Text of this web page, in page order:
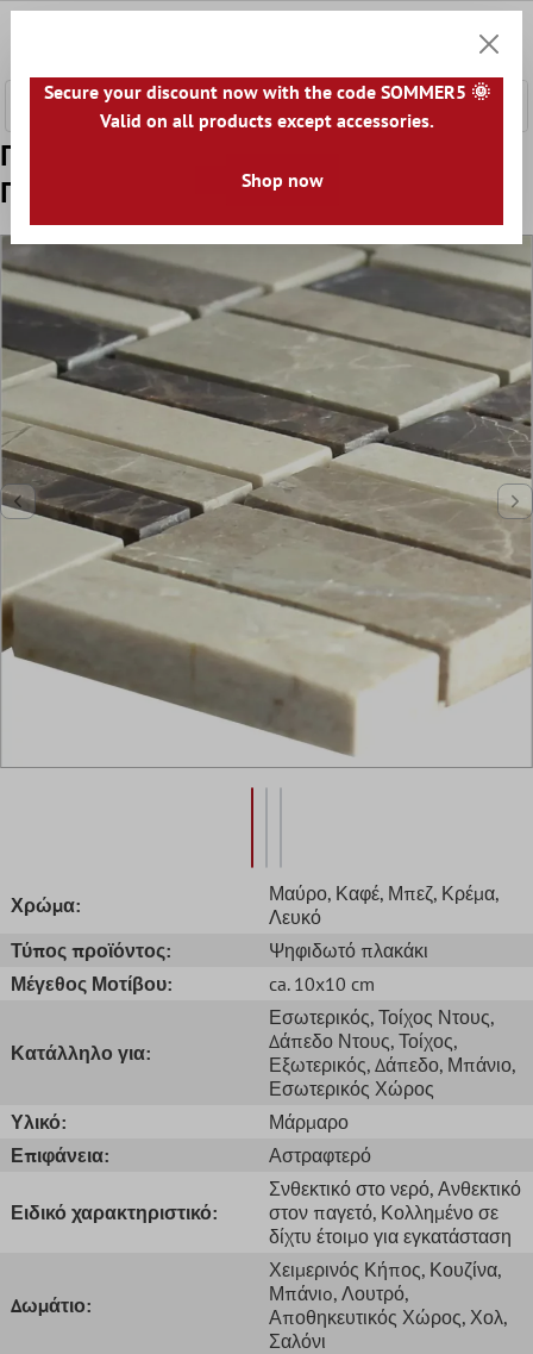
Πρότυπο από Μάρμαρο Ψηφιδωτά
Πλακάκια Sunbury Kαφέ Μπεζ
Χρώμα: Μαύρο, Καφέ, Μπεζ, Κρέμα,
Λευκό
Τύπος προϊόντος:
Ψηφιδωτό πλακάκι
Μέγεθος Μοτίβου:
ca. 10x10 cm
Κατάλληλο για:
Εσωτερικός, Τοίχος Ντους,
Δάπεδο Ντους, Τοίχος,
Εξωτερικός, Δάπεδο, Μπάνιο,
Εσωτερικός Χώρος
Υλικό:
Μάρμαρο
Επιφάνεια:
Αστραφτερό
Ειδικό χαρακτηριστικό:
Σνθεκτικό στο νερό, Ανθεκτικό
στον παγετό, Κολλημένο σε
δίχτυ έτοιμο για εγκατάσταση
Δωμάτιο:
Χειμερινός Κήπος, Κουζίνα,
Μπάνιo, Λουτρό,
Αποθηκευτικός Χώρος, Χολ,
Σαλόνι
Secure your discount now with the code SOMMER5 🌞
Valid on all products except accessories.
Shop now